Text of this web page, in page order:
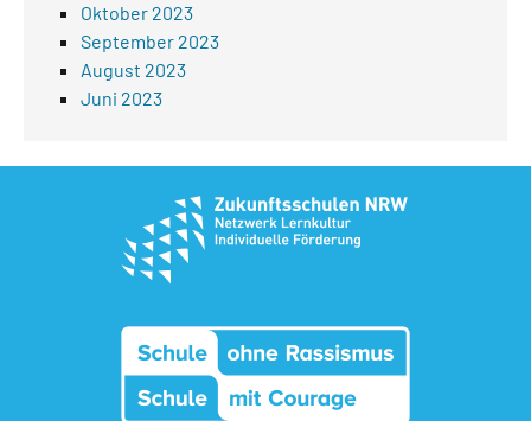
Oktober 2023
September 2023
August 2023
Juni 2023